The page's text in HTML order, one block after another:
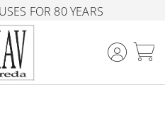
FOR 80 YEARS